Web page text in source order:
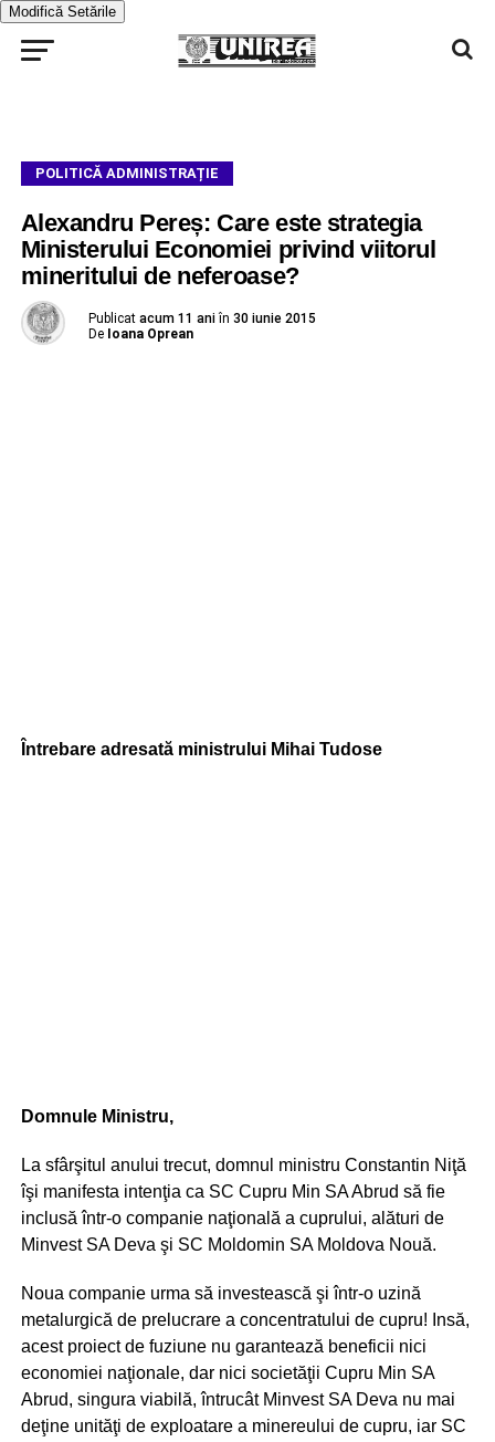
Modifică Setările
POLITICĂ ADMINISTRAȚIE
Alexandru Pereș: Care este strategia
Ministerului Economiei privind viitorul
mineritului de neferoase?
Publicat acum 11 ani în 30 iunie 2015
De Ioana Oprean
Întrebare adresată ministrului Mihai Tudose
Domnule Ministru,
La sfârşitul anului trecut, domnul ministru Constantin Niţă
îşi manifesta intenţia ca SC Cupru Min SA Abrud să fie
inclusă într-o companie naţională a cuprului, alături de
Minvest SA Deva şi SC Moldomin SA Moldova Nouă.
Noua companie urma să investească şi într-o uzină
metalurgică de prelucrare a concentratului de cupru! Insă,
acest proiect de fuziune nu garantează beneficii nici
economiei naţionale, dar nici societăţii Cupru Min SA
Abrud, singura viabilă, întrucât Minvest SA Deva nu mai
deţine unităţi de exploatare a minereului de cupru, iar SC